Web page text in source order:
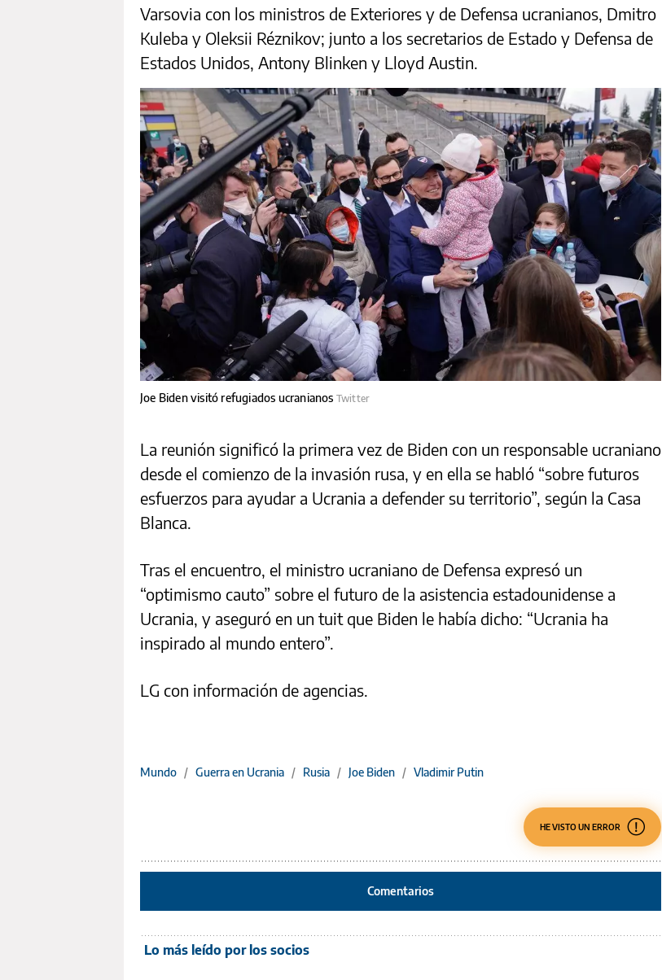
Varsovia con los ministros de Exteriores y de Defensa ucranianos, Dmitro
Kuleba y Oleksii Réznikov; junto a los secretarios de Estado y Defensa de
Estados Unidos, Antony Blinken y Lloyd Austin.
Joe Biden visitó refugiados ucranianos Twitter
La reunión significó la primera vez de Biden con un responsable ucraniano
desde el comienzo de la invasión rusa, y en ella se habló “sobre futuros
esfuerzos para ayudar a Ucrania a defender su territorio”, según la Casa
Blanca.
Tras el encuentro, el ministro ucraniano de Defensa expresó un
“optimismo cauto” sobre el futuro de la asistencia estadounidense a
Ucrania, y aseguró en un tuit que Biden le había dicho: “Ucrania ha
inspirado al mundo entero”.
LG con información de agencias.
Mundo / Guerra en Ucrania / Rusia / Joe Biden / Vladimir Putin
HE VISTO UN ERROR
Comentarios
Lo más leído por los socios